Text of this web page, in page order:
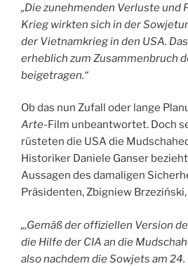
„Die zunehmenden Verluste und
Krieg wirkten sich in der
der Vietnamkrieg in den USA.
erheblich zum Zusammenbruch
beigetragen.“
Ob das nun Zufall oder lange
Arte-Film unbeantwortet. Doch
rüsteten die USA die
Historiker Daniele Ganser
Aussagen des damaligen
Präsidenten, Zbigniew
„‚Gemäß der offiziellen Version
die Hilfe der CIA an die
also nachdem die Sowjets am